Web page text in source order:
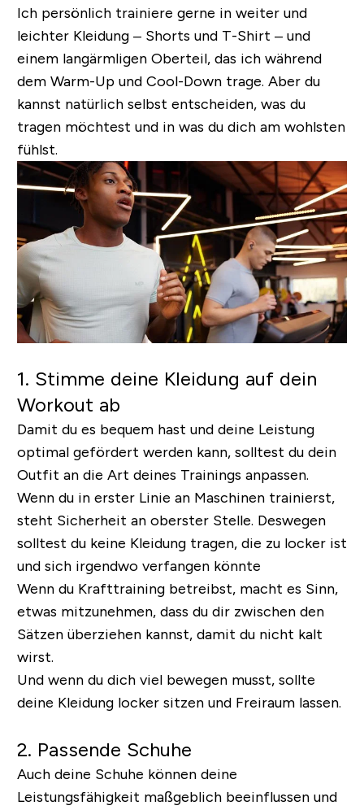
Ich persönlich trainiere gerne in weiter und
leichter Kleidung – Shorts und T-Shirt – und
einem langärmligen Oberteil, das ich während
dem Warm-Up und Cool-Down trage. Aber du
kannst natürlich selbst entscheiden, was du
tragen möchtest und in was du dich am wohlsten
fühlst.
1. Stimme deine Kleidung auf dein
Workout ab
Damit du es bequem hast und deine Leistung
optimal gefördert werden kann, solltest du dein
Outfit an die Art deines Trainings anpassen.
Wenn du in erster Linie an Maschinen trainierst,
steht Sicherheit an oberster Stelle. Deswegen
solltest du keine Kleidung tragen, die zu locker ist
und sich irgendwo verfangen könnte
Wenn du Krafttraining betreibst, macht es Sinn,
etwas mitzunehmen, dass du dir zwischen den
Sätzen überziehen kannst, damit du nicht kalt
wirst.
Und wenn du dich viel bewegen musst, sollte
deine Kleidung locker sitzen und Freiraum lassen.
2. Passende Schuhe
Auch deine Schuhe können deine
Leistungsfähigkeit maßgeblich beeinflussen und